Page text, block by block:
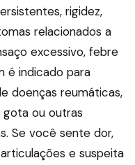
rigidez,
relacionados a
excessivo, febre
é indicado para
doenças reumáticas,
ou outras
Se você sente dor,
e suspeita